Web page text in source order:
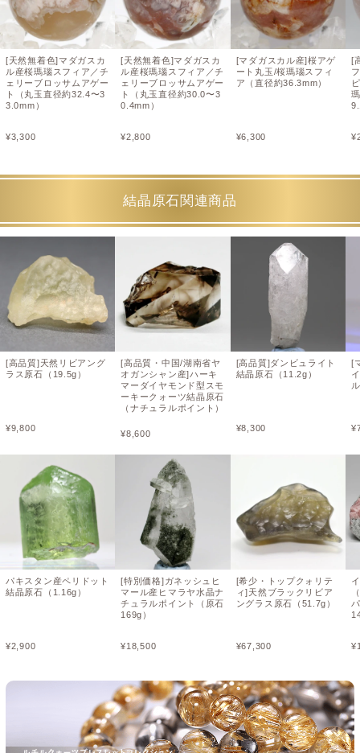
[天然無着色]マダガスカ
ル産桜瑪瑙スフィア／チ
ェリーブロッサムアゲー
ト（丸玉直径約32.4〜3
3.0mm）
¥3,300
[天然無着色]マダガスカ
ル産桜瑪瑙スフィア／チ
ェリーブロッサムアゲー
ト（丸玉直径約30.0〜3
0.4mm）
¥2,800
[マダガスカル産]桜アゲ
ート丸玉/桜瑪瑙スフィ
ア（直径約36.3mm）
¥6,300
[
¥
結晶原石関連商品
[高品質]天然リビアング
ラス原石（19.5g）
¥9,800
パキスタン産ペリドット
結晶原石（1.16g）
¥2,900
[高品質・中国/湖南省ヤ
オガンシャン産]ハーキ
マーダイヤモンド型スモ
ーキークォーツ結晶原石
（ナチュラルポイント）
¥8,600
[特別価格]ガネッシュヒ
マール産ヒマラヤ水晶ナ
チュラルポイント（原石
169g）
¥18,500
[高品質]ダンビュライト
結晶原石（11.2g）
¥8,300
[希少・トップクォリテ
ィ]天然ブラックリビア
ングラス原石（51.7g）
¥67,300
[
¥
¥